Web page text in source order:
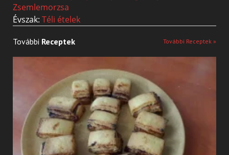
Zsemlemorzsa
Évszak: Téli ételek
További Receptek További Receptek »